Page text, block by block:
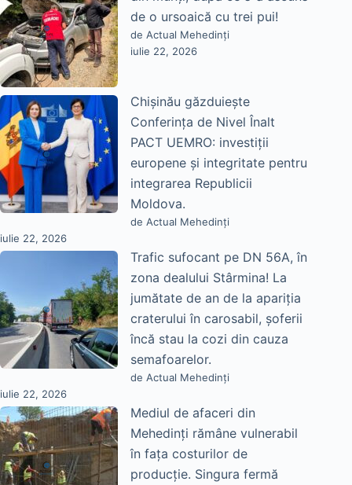
de o ursoaică cu trei pui!
de Actual Mehedinți
iulie 22, 2026
Chișinău găzduiește
Conferința de Nivel Înalt
PACT UEMRO: investiții
europene și integritate pentru
integrarea Republicii
Moldova.
de Actual Mehedinți
iulie 22, 2026
Trafic sufocant pe DN 56A, în
zona dealului Stârmina! La
jumătate de an de la apariția
craterului în carosabil, șoferii
încă stau la cozi din cauza
semafoarelor.
de Actual Mehedinți
iulie 22, 2026
Mediul de afaceri din
Mehedinți rămâne vulnerabil
în fața costurilor de
producție. Singura fermă